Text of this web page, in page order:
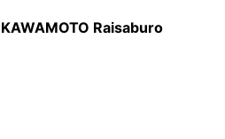
KAWAMOTO Raisaburo